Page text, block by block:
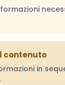
contenuto
in